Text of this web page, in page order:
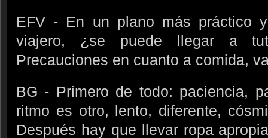
EFV - En un plano más práctico
viajero, ¿se puede llegar a
Precauciones en cuanto a comida,
BG - Primero de todo: paciencia,
ritmo es otro, lento, diferente,
Después hay que llevar ropa